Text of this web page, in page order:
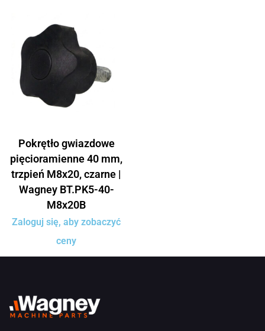
Pokrętło gwiazdowe
pięcioramienne 40 mm,
trzpień M8x20, czarne |
Wagney BT.PK5-40-
M8x20B
Zaloguj się, aby zobaczyć
ceny